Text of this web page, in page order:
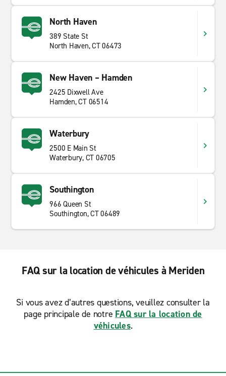
North Haven
389 State St
North Haven, CT 06473
New Haven – Hamden
2425 Dixwell Ave
Hamden, CT 06514
Waterbury
2500 E Main St
Waterbury, CT 06705
Southington
966 Queen St
Southington, CT 06489
FAQ sur la location de véhicules à Meriden
Si vous avez d’autres questions, veuillez consulter la
page principale de notre FAQ sur la location de
véhicules.